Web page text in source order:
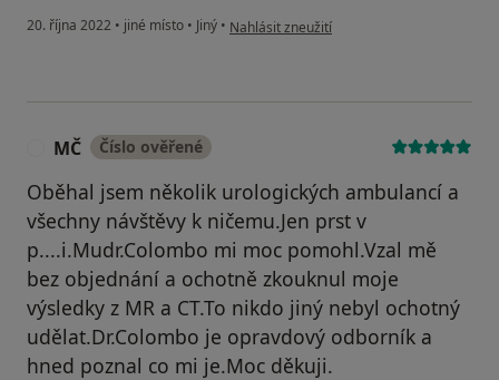
20. října 2022 • jiné místo • Jiný • podle názoru uživatele Luboš Rýdlo
Nahlásit zneužití
MČ Číslo ověřené
Oběhal jsem několik urologických ambulancí a
všechny návštěvy k ničemu.Jen prst v
p....i.Mudr.Colombo mi moc pomohl.Vzal mě
bez objednání a ochotně zkouknul moje
výsledky z MR a CT.To nikdo jiný nebyl ochotný
udělat.Dr.Colombo je opravdový odborník a
hned poznal co mi je.Moc děkuji.